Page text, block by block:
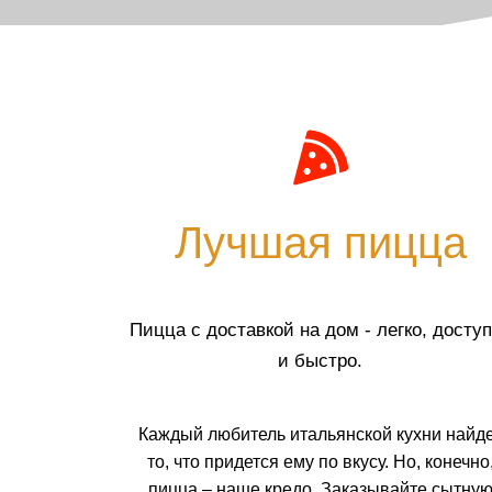
Лучшая пицца
Пицца с доставкой на дом - легко,
и быстро.
Каждый любитель итальянской кухни
то, что придется ему по вкусу. Но, конечно,